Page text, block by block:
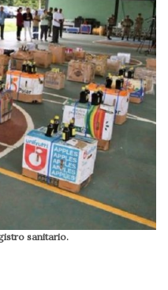
sanitario.